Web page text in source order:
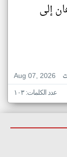
إلى
Aug 07, 2026
عدد الكلمات: ١٠٣